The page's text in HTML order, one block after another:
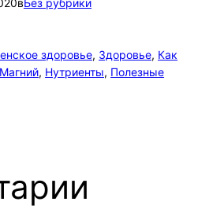
вБез рубрики
здоровье, Здоровье, Как
Магний, Нутриенты, Полезные